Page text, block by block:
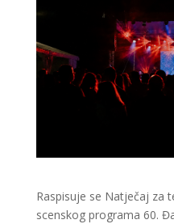
Raspisuje se Natječaj za
scenskog programa 60.